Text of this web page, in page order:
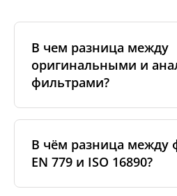
В чем разница между
оригинальными и
фильтрами?
изготовителем рекуператора
сертифицированными
партнёрами. Такие фильтры
требования к материалам,
В чём разница между
EN 779 и ISO 16890?